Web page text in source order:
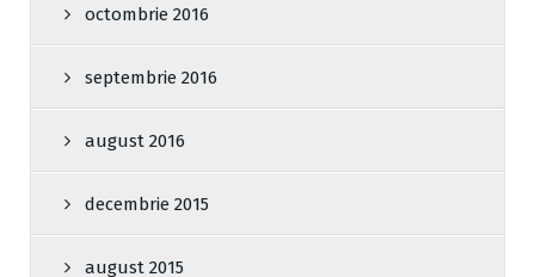
octombrie 2016
septembrie 2016
august 2016
decembrie 2015
august 2015